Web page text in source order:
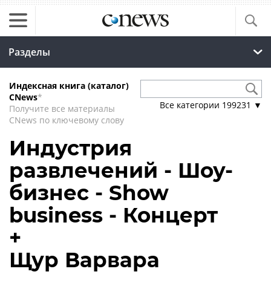
Разделы
Индексная книга (каталог)
CNews*
Получите все материалы
CNews по ключевому слову
Все категории 199231 ▼
Индустрия
развлечений - Шоу-
бизнес - Show
business - Концерт
+
Щур Варвара